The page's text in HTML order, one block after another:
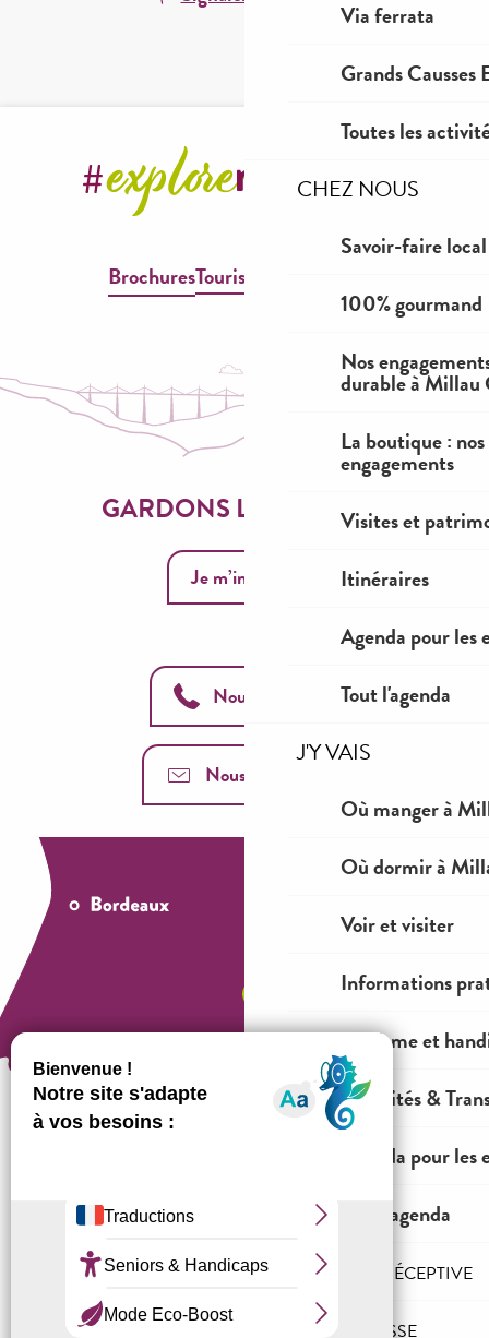
L'AGENCE RÉCEPTIVE
PRO & PRESSE
Via ferrata
Grands Causses
Toutes les
CHEZ NOUS
Savoir-faire local
100% gourmand
Nos
durable à Millau
La boutique :
engagements
Visites et
Itinéraires
Agenda pour les
Tout l'agenda
J'Y VAIS
Où manger à
Où dormir à
Voir et visiter
Informations
Tourisme et
Mobilités &
Agenda pour
Tout l'agenda
BrochuresTourisme & Handicap
GARDONS LE CONTACT
Je m’inscris
Nous appeler
Nous contacter
Mentions légalesConditions générales de ventes
Espace OT